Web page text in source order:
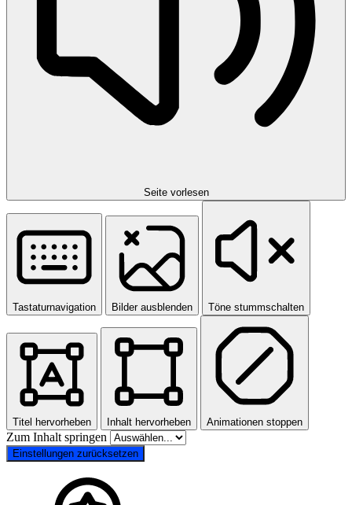
Seite vorlesen
Tastaturnavigation Bilder ausblenden Töne stummschalten
Titel hervorheben Inhalt hervorheben Animationen stoppen
Zum Inhalt springen
Einstellungen zurücksetzen